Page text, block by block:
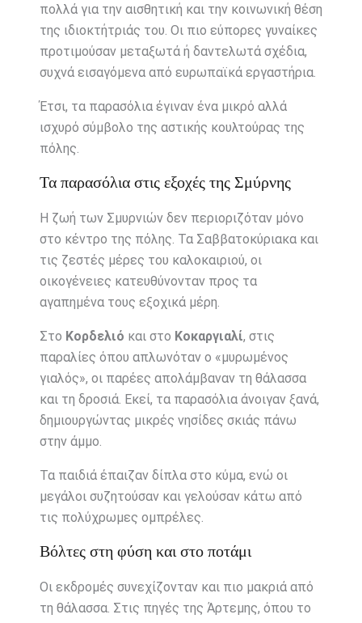
πολλά για την αισθητική και την κοινωνική θέση
της ιδιοκτήτριάς του. Οι πιο εύπορες γυναίκες
προτιμούσαν μεταξωτά ή δαντελωτά σχέδια,
συχνά εισαγόμενα από ευρωπαϊκά εργαστήρια.
Έτσι, τα παρασόλια έγιναν ένα μικρό αλλά
ισχυρό σύμβολο της αστικής κουλτούρας της
πόλης.
Τα παρασόλια στις εξοχές της Σμύρνης
Η ζωή των Σμυρνιών δεν περιοριζόταν μόνο
στο κέντρο της πόλης. Τα Σαββατοκύριακα και
τις ζεστές μέρες του καλοκαιριού, οι
οικογένειες κατευθύνονταν προς τα
αγαπημένα τους εξοχικά μέρη.
Στο Κορδελιό και στο Κοκαργιαλί, στις
παραλίες όπου απλωνόταν ο «μυρωμένος
γιαλός», οι παρέες απολάμβαναν τη θάλασσα
και τη δροσιά. Εκεί, τα παρασόλια άνοιγαν ξανά,
δημιουργώντας μικρές νησίδες σκιάς πάνω
στην άμμο.
Τα παιδιά έπαιζαν δίπλα στο κύμα, ενώ οι
μεγάλοι συζητούσαν και γελούσαν κάτω από
τις πολύχρωμες ομπρέλες.
Βόλτες στη φύση και στο ποτάμι
Οι εκδρομές συνεχίζονταν και πιο μακριά από
τη θάλασσα. Στις πηγές της Άρτεμης, όπου το